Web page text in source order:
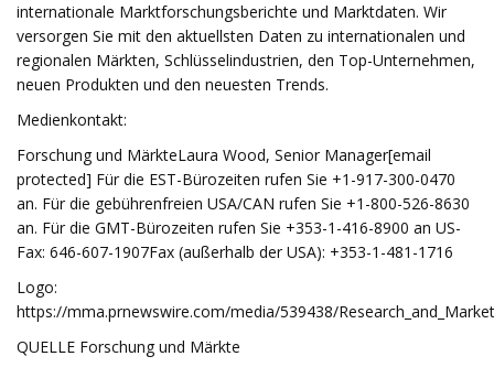
internationale Marktforschungsberichte und Marktdaten. Wir
versorgen Sie mit den aktuellsten Daten zu internationalen und
regionalen Märkten, Schlüsselindustrien, den Top-Unternehmen,
neuen Produkten und den neuesten Trends.
Medienkontakt:
Forschung und MärkteLaura Wood, Senior Manager[email
protected] Für die EST-Bürozeiten rufen Sie +1-917-300-0470
an. Für die gebührenfreien USA/CAN rufen Sie +1-800-526-8630
an. Für die GMT-Bürozeiten rufen Sie +353-1-416-8900 an US-
Fax: 646-607-1907Fax (außerhalb der USA): +353-1-481-1716
Logo:
https://mma.prnewswire.com/media/539438/
QUELLE Forschung und Märkte